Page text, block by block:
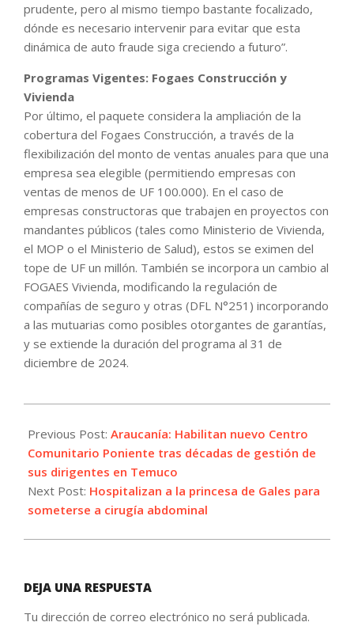
prudente, pero al mismo tiempo bastante focalizado,
dónde es necesario intervenir para evitar que esta
dinámica de auto fraude siga creciendo a futuro”.
Programas Vigentes: Fogaes Construcción y
Vivienda
Por último, el paquete considera la ampliación de la
cobertura del Fogaes Construcción, a través de la
flexibilización del monto de ventas anuales para que una
empresa sea elegible (permitiendo empresas con
ventas de menos de UF 100.000). En el caso de
empresas constructoras que trabajen en proyectos con
mandantes públicos (tales como Ministerio de Vivienda,
el MOP o el Ministerio de Salud), estos se eximen del
tope de UF un millón. También se incorpora un cambio al
FOGAES Vivienda, modificando la regulación de
compañías de seguro y otras (DFL N°251) incorporando
a las mutuarias como posibles otorgantes de garantías,
y se extiende la duración del programa al 31 de
diciembre de 2024.
01-
17
Previous Post: Araucanía: Habilitan nuevo Centro
Comunitario Poniente tras décadas de gestión de
sus dirigentes en Temuco
Next Post: Hospitalizan a la princesa de Gales para
someterse a cirugía abdominal
DEJA UNA RESPUESTA
Tu dirección de correo electrónico no será publicada.